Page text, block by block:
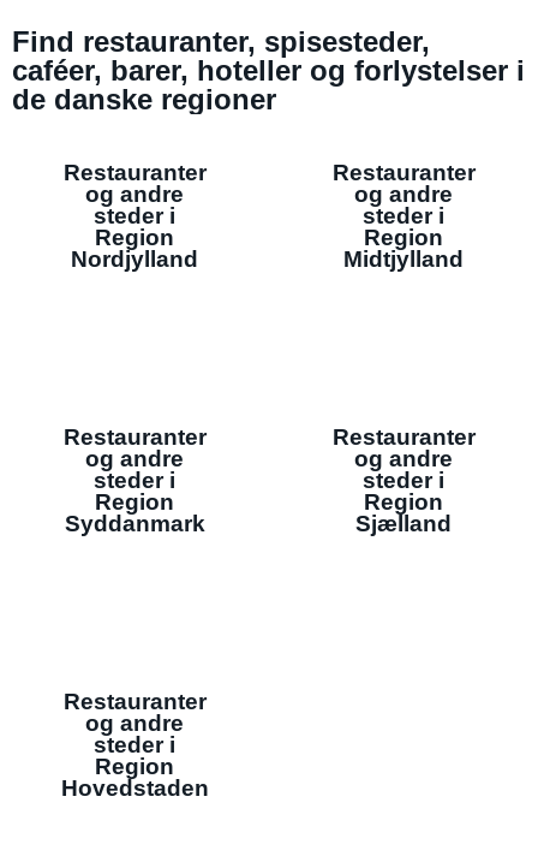
Find restauranter, spisesteder,
caféer, barer, hoteller og forlystelser i
de danske regioner
Restauranter
og andre
steder i
Region
Nordjylland
Restauranter
og andre
steder i
Region
Midtjylland
Restauranter
og andre
steder i
Region
Syddanmark
Restauranter
og andre
steder i
Region
Sjælland
Restauranter
og andre
steder i
Region
Hovedstaden